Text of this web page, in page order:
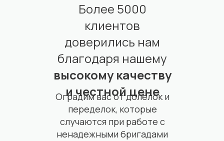
Более 5000
клиентов
доверились нам
благодаря нашему
высокому качеству
и честной цене
Оградим вас от долелок и
переделок, которые
случаются при работе с
ненадежными бригадами